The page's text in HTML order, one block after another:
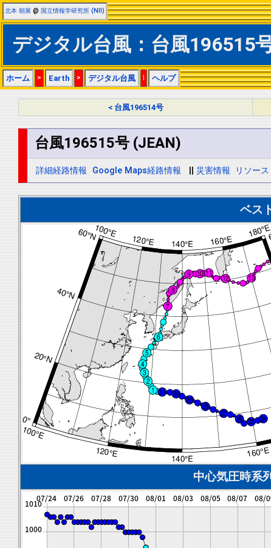
北本 朝展 @ 国立情報学研究所 (NII)
デジタル台風：台風196515
ホーム > Earth > デジタル台風 | ヘルプ
< 台風196514号
台風196515号 (JEAN)
詳細経路情報 Google Maps経路情報 災害情報 リソース
ベス
中心気圧時系